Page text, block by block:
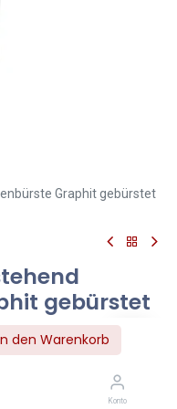
den Warenkorb
Konto
Graphit gebürstet
gebürstet
PROJECT zeichnet sich